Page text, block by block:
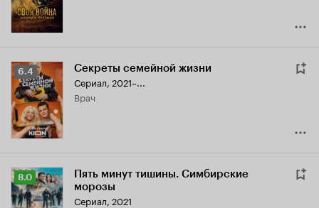
Рейтинг
Кинопоиска
6.4
6.4 Секреты семейной жизни
Сериал, 2021–...
врач
Рейтинг
Кинопоиска
8.0
8.0
Пять минут тишины. Симбирские
морозы
Сериал, 2021